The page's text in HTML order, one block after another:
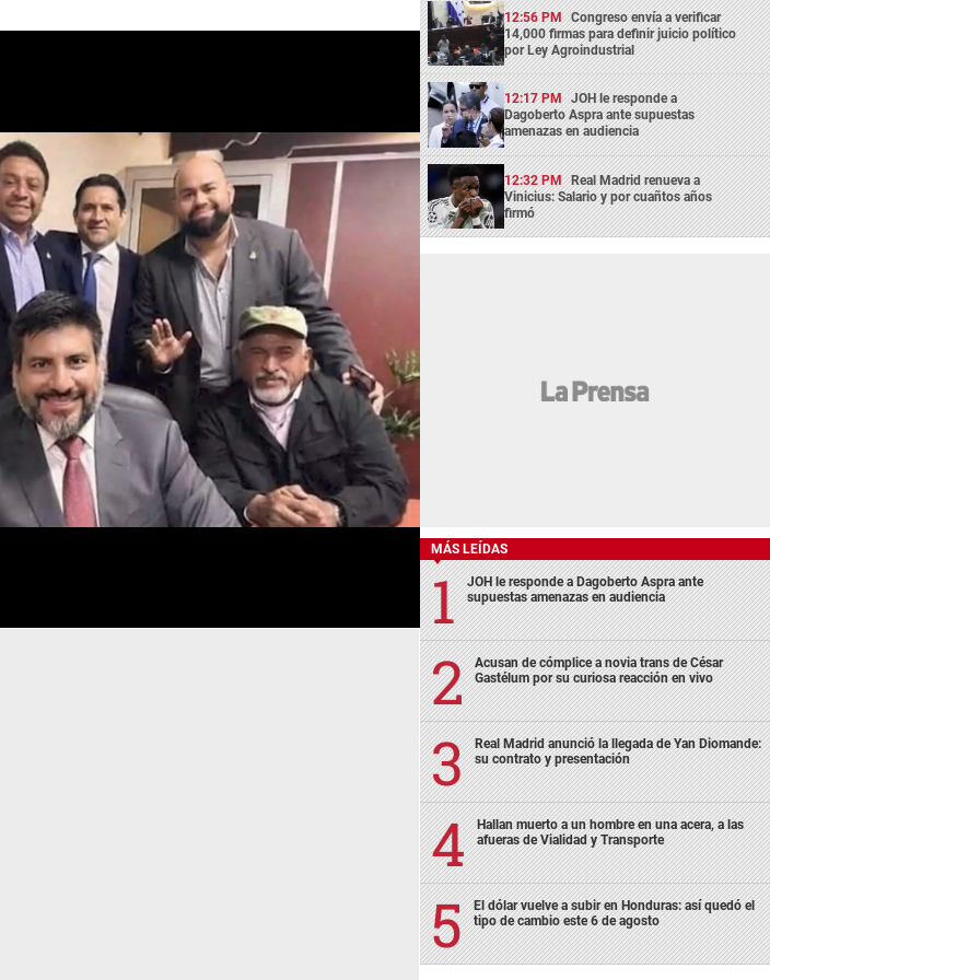
12:56 PM Congreso envía a verificar
14,000 firmas para definir juicio político
por Ley Agroindustrial
12:17 PM JOH le responde a
Dagoberto Aspra ante supuestas
amenazas en audiencia
12:32 PM Real Madrid renueva a
Vinicius: Salario y por cuañtos años
firmó
MÁS LEÍDAS
JOH le responde a Dagoberto Aspra ante
supuestas amenazas en audiencia
Acusan de cómplice a novia trans de César
Gastélum por su curiosa reacción en vivo
Real Madrid anunció la llegada de Yan Diomande:
su contrato y presentación
Hallan muerto a un hombre en una acera, a las
afueras de Vialidad y Transporte
El dólar vuelve a subir en Honduras: así quedó el
tipo de cambio este 6 de agosto